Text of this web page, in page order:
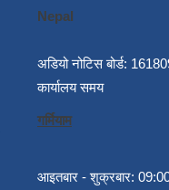
Nepal
अडियो नोटिस बोर्ड:
कार्यालय समय
गर्मियाम
आइतबार - शुक्रबार: